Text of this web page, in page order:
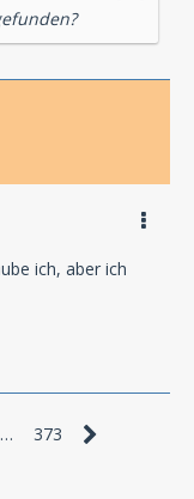
ich, aber ich
… 373